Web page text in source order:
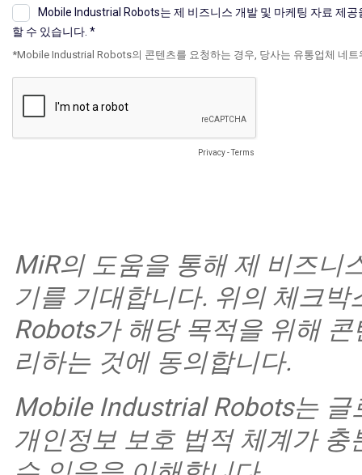
Mobile Industrial Robots는 제 비즈니스 개발 및 마케팅 자료 제
할 수 있습니다.
*Mobile Industrial Robots의 콘텐츠를 요청하는 경우, 당사는 유통업체 네
Privacy-Terms
MiR의 도움을 통해 제 비즈니
기를 기대합니다. 위의 체크
Robots가 해당 목적을 위해
리하는 것에 동의합니다.
Mobile Industrial Robots는 글
개인정보 보호 법적 체계가